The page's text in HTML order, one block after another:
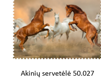
Akinių servetėlė 50.027